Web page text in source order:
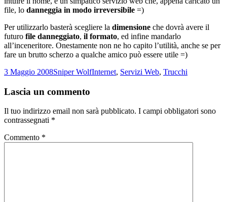
file, lo danneggia in modo irreversibile =)
Per utilizzarlo basterà scegliere la dimensione che dovrà avere il
futuro file danneggiato, il formato, ed infine mandarlo
all’inceneritore. Onestamente non ne ho capito l’utilità, anche se per
fare un brutto scherzo a qualche amico può essere utile =)
Scritto
3 Maggio 2008Autore
Sniper WolfCategorie
Internet, Servizi Web, Trucchi
Lascia un commento
Il tuo indirizzo email non sarà pubblicato. I campi obbligatori sono
contrassegnati *
Commento *